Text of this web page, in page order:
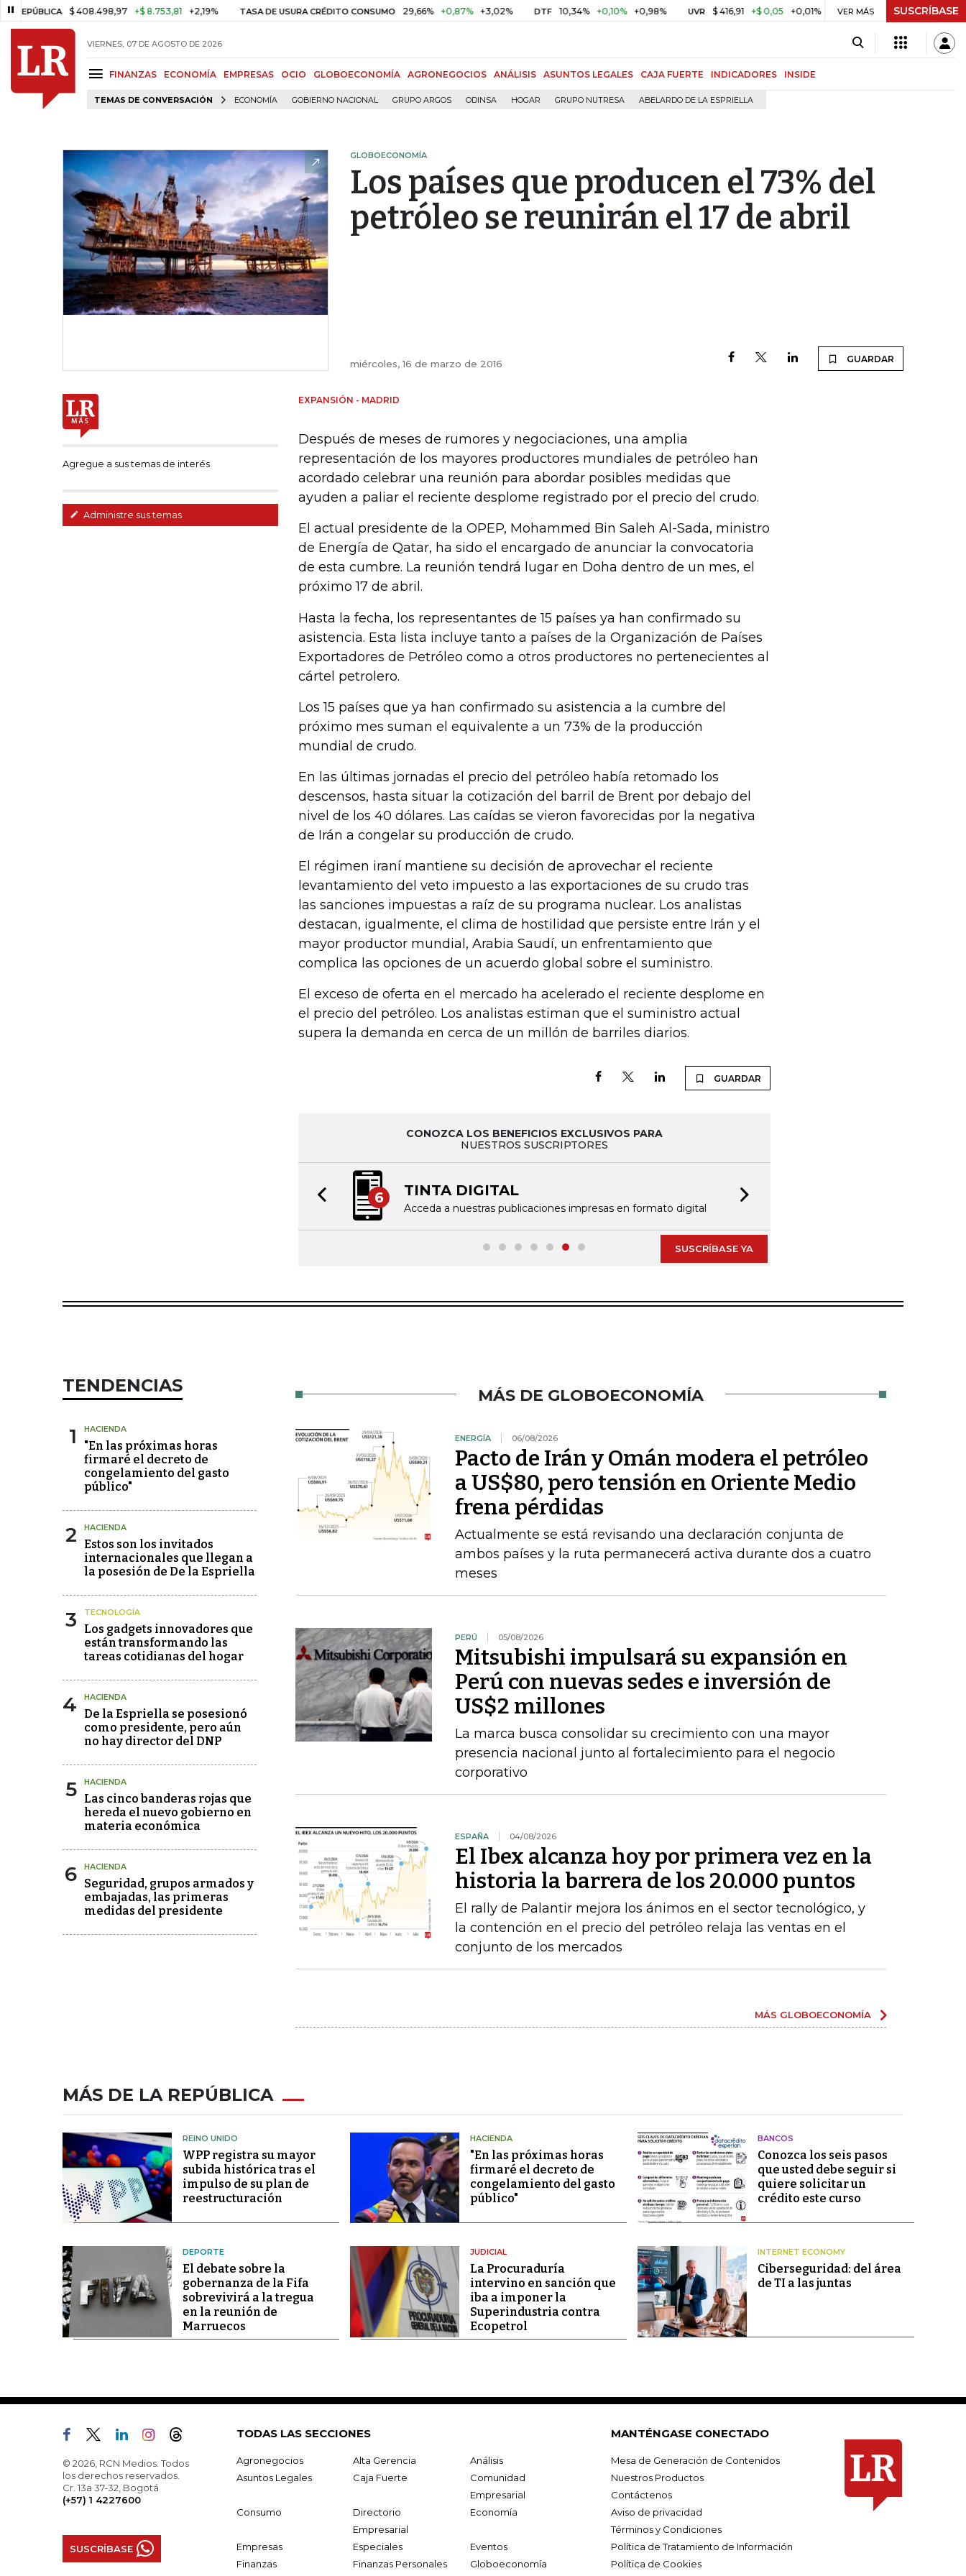
$ 408.498,97 +$ 8.753,81 +2,19% TASA DE USURA CRÉDITO CONSUMO 29,66% +0,87% +3,02% DTF 10,34% +0,10% +0,98% UVR $ 416,91 +$ 0,05 +0,01% BITCOIN US$ 64.442,80 -US$
VER MÁS SUSCRÍBASE
VIERNES, 07 DE AGOSTO DE 2026
FINANZAS ECONOMÍA EMPRESAS OCIO GLOBOECONOMÍA AGRONEGOCIOS ANÁLISIS ASUNTOS LEGALES CAJA FUERTE INDICADORES INSIDE
TEMAS DE CONVERSACIÓN ECONOMÍA GOBIERNO NACIONAL GRUPO ARGOS ODINSA HOGAR GRUPO NUTRESA ABELARDO DE LA ESPRIELLA
GLOBOECONOMÍA
Los países que producen el 73% del
petróleo se reunirán el 17 de abril
miércoles, 16 de marzo de 2016 GUARDAR
Agregue a sus temas de interés
Administre sus temas
EXPANSIÓN - MADRID
Después de meses de rumores y negociaciones, una amplia
representación de los mayores productores mundiales de petróleo han
acordado celebrar una reunión para abordar posibles medidas que
ayuden a paliar el reciente desplome registrado por el precio del crudo.
El actual presidente de la OPEP, Mohammed Bin Saleh Al-Sada, ministro
de Energía de Qatar, ha sido el encargado de anunciar la convocatoria
de esta cumbre. La reunión tendrá lugar en Doha dentro de un mes, el
próximo 17 de abril.
Hasta la fecha, los representantes de 15 países ya han confirmado su
asistencia. Esta lista incluye tanto a países de la Organización de Países
Exportadores de Petróleo como a otros productores no pertenecientes al
cártel petrolero.
Los 15 países que ya han confirmado su asistencia a la cumbre del
próximo mes suman el equivalente a un 73% de la producción
mundial de crudo.
En las últimas jornadas el precio del petróleo había retomado los
descensos, hasta situar la cotización del barril de Brent por debajo del
nivel de los 40 dólares. Las caídas se vieron favorecidas por la negativa
de Irán a congelar su producción de crudo.
El régimen iraní mantiene su decisión de aprovechar el reciente
levantamiento del veto impuesto a las exportaciones de su crudo tras
las sanciones impuestas a raíz de su programa nuclear. Los analistas
destacan, igualmente, el clima de hostilidad que persiste entre Irán y el
mayor productor mundial, Arabia Saudí, un enfrentamiento que
complica las opciones de un acuerdo global sobre el suministro.
El exceso de oferta en el mercado ha acelerado el reciente desplome en
el precio del petróleo. Los analistas estiman que el suministro actual
supera la demanda en cerca de un millón de barriles diarios.
GUARDAR
CONOZCA LOS BENEFICIOS EXCLUSIVOS PARA
NUESTROS SUSCRIPTORES
6 TINTA DIGITAL
Acceda a nuestras publicaciones impresas en formato digital
Previous slide
SUSCRÍBASE YA
TENDENCIAS
1 HACIENDA
"En las próximas horas
firmaré el decreto de
congelamiento del gasto
público"
2 HACIENDA
Estos son los invitados
internacionales que llegan a
la posesión de De la Espriella
3 TECNOLOGÍA
Los gadgets innovadores que
están transformando las
tareas cotidianas del hogar
4 HACIENDA
De la Espriella se posesionó
como presidente, pero aún
no hay director del DNP
5 HACIENDA
Las cinco banderas rojas que
hereda el nuevo gobierno en
materia económica
6 HACIENDA
Seguridad, grupos armados y
embajadas, las primeras
medidas del presidente
MÁS DE GLOBOECONOMÍA
ENERGÍA 06/08/2026
Pacto de Irán y Omán modera el petróleo
a US$80, pero tensión en Oriente Medio
frena pérdidas
Actualmente se está revisando una declaración conjunta de
ambos países y la ruta permanecerá activa durante dos a cuatro
meses
PERÚ 05/08/2026
Mitsubishi impulsará su expansión en
Perú con nuevas sedes e inversión de
US$2 millones
La marca busca consolidar su crecimiento con una mayor
presencia nacional junto al fortalecimiento para el negocio
corporativo
ESPAÑA 04/08/2026
El Ibex alcanza hoy por primera vez en la
historia la barrera de los 20.000 puntos
El rally de Palantir mejora los ánimos en el sector tecnológico, y
la contención en el precio del petróleo relaja las ventas en el
conjunto de los mercados
MÁS GLOBOECONOMÍA
MÁS DE LA REPÚBLICA
REINO UNIDO
WPP registra su mayor
subida histórica tras el
impulso de su plan de
reestructuración
HACIENDA
"En las próximas horas
firmaré el decreto de
congelamiento del gasto
público"
BANCOS
Conozca los seis pasos
que usted debe seguir si
quiere solicitar un
crédito este curso
DEPORTE
El debate sobre la
gobernanza de la Fifa
sobrevivirá a la tregua
en la reunión de
Marruecos
JUDICIAL
La Procuraduría
intervino en sanción que
iba a imponer la
Superindustria contra
Ecopetrol
INTERNET ECONOMY
Ciberseguridad: del área
de TI a las juntas
© 2026, RCN Medios. Todos
los derechos reservados.
Cr. 13a 37-32, Bogotá
(+57) 1 4227600
SUSCRÍBASE
TODAS LAS SECCIONES
Agronegocios Alta Gerencia
Análisis
Asuntos Legales
Caja Fuerte
Comunidad
Empresarial
Consumo
Directorio
Empresarial
Economía
Empresas Especiales
Eventos
Finanzas
Finanzas Personales
Globoeconomía
MANTÉNGASE CONECTADO
Mesa de Generación de Contenidos
Nuestros Productos
Contáctenos
Aviso de privacidad
Términos y Condiciones
Política de Tratamiento de Información
Política de Cookies